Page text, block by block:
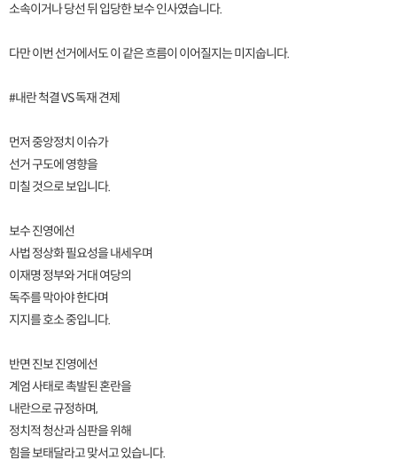
소속이거나 당선 뒤 입당한 보수 인사였습니다.
다만 이번 선거에서도 이 같은 흐름이 이어질지는 미지숩니다.
#내란 척결 VS 독재 견제
먼저 중앙정치 이슈가
선거 구도에 영향을
미칠 것으로 보입니다.
보수 진영에선
사법 정상화 필요성을 내세우며
이재명 정부와 거대 여당의
독주를 막아야 한다며
지지를 호소 중입니다.
반면 진보 진영에선
계엄 사태로 촉발된 혼란을
내란으로 규정하며,
정치적 청산과 심판을 위해
힘을 보태달라고 맞서고 있습니다.